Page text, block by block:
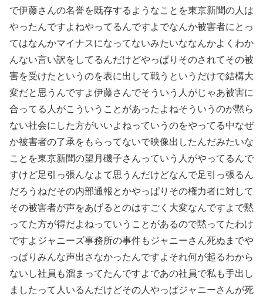
で伊藤さんの名誉を既存するようなことを東京新聞の人は
やったんですよねやってるんですよでなんか被害者にとっ
てはなんかマイナスになってないみたいななんかよくわか
んない言い訳をしてるんだけどやっぱりそのされてその被
害を受けたというのを表に出して戦うというだけで結構大
変だと思うんですよ伊藤さんでそういう人がじゃあ被害に
合ってる人がこういうことがあったよねそういうのが黙ら
ない社会にした方がいいよねっていうのをやってる中なぜ
か被害者の了承をもらってないで映像出したんだみたいな
ことを東京新聞の望月磯子さんっていう人がやってるんで
すけど足引っ張んなよて思うんだけどなんで足引っ張るん
だろうねだその内部通報とかやっぱりその権力者に対して
その被害者が声をあげるとのはすごく大変なんですよで黙
ってた方が得だよねっていうことがあるので黙ってたわけ
ですよジャニーズ事務所の事件もジャニーさん死ぬまでや
っぱりみんな声出さなかったんですよそれ何が起るわから
ないし社員も溜まってたんですよであの社員で私も手出し
ましたって人いるんだけどその人やっぱジャニーさんが死